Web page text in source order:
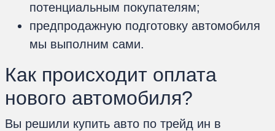
потенциальным покупателям;
предпродажную подготовку автомобиля
мы выполним сами.
Как происходит оплата
нового автомобиля?
Вы решили купить авто по трейд ин в